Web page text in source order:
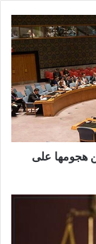
هجومها على